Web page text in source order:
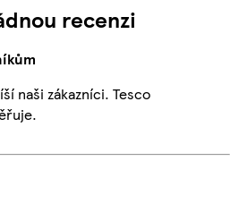
recenzi
naši zákazníci. Tesco